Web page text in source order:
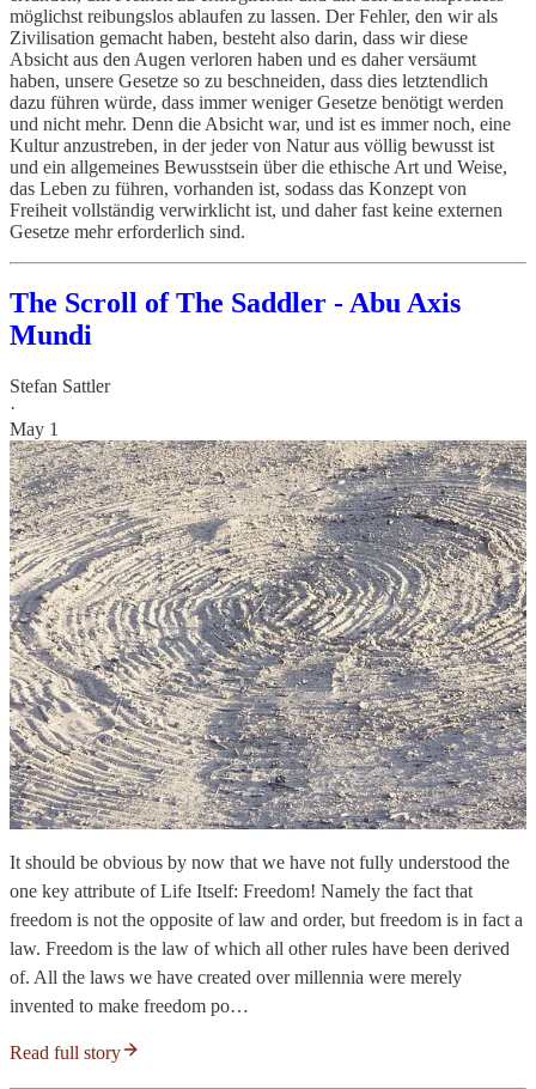
möglichst reibungslos ablaufen zu lassen. Der Fehler, den wir als
Zivilisation gemacht haben, besteht also darin, dass wir diese
Absicht aus den Augen verloren haben und es daher versäumt
haben, unsere Gesetze so zu beschneiden, dass dies letztendlich
dazu führen würde, dass immer weniger Gesetze benötigt werden
und nicht mehr. Denn die Absicht war, und ist es immer noch, eine
Kultur anzustreben, in der jeder von Natur aus völlig bewusst ist
und ein allgemeines Bewusstsein über die ethische Art und Weise,
das Leben zu führen, vorhanden ist, sodass das Konzept von
Freiheit vollständig verwirklicht ist, und daher fast keine externen
Gesetze mehr erforderlich sind.
The Scroll of The Saddler - Abu Axis
Mundi
Stefan Sattler
·
May 1
It should be obvious by now that we have not fully understood the
one key attribute of Life Itself: Freedom! Namely the fact that
freedom is not the opposite of law and order, but freedom is in fact a
law. Freedom is the law of which all other rules have been derived
of. All the laws we have created over millennia were merely
invented to make freedom po…
Read full story